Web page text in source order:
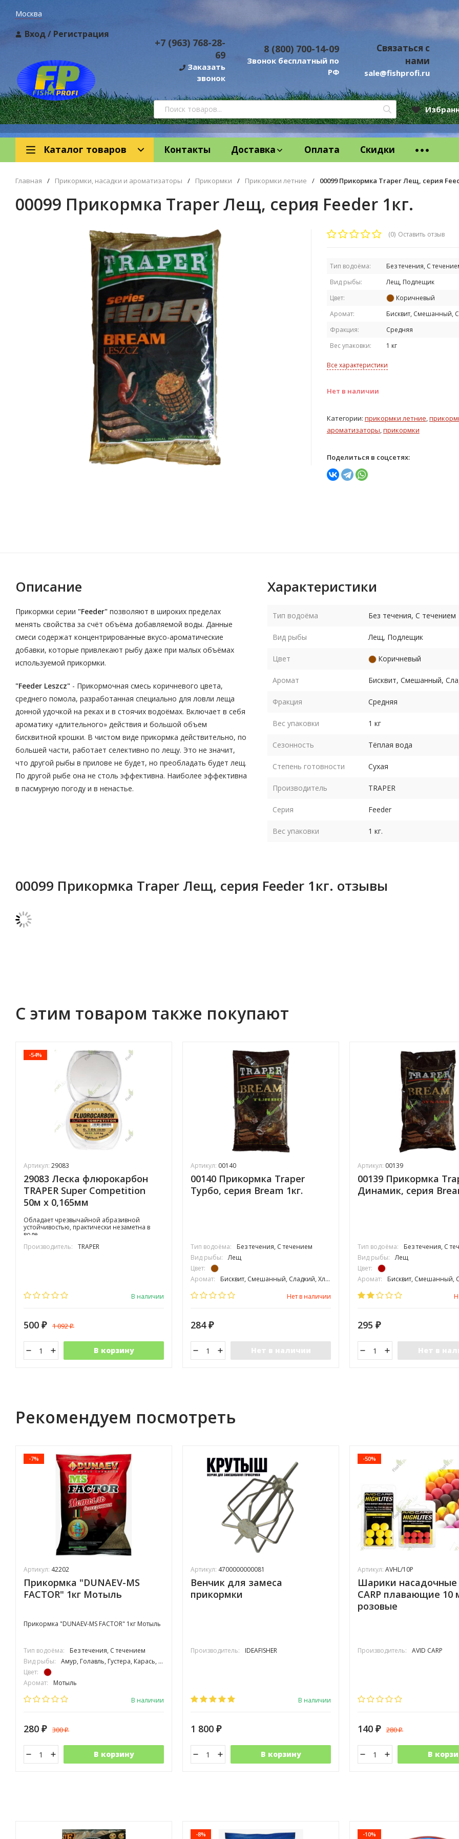
Москва
Вход/ Регистрация
+7 (963) 768-28-
69
Заказать
звонок
8 (800) 700-14-09
Звонок бесплатный по
РФ
Связаться с
нами
sale@fishprofi.ru
Каталог товаров Контакты Доставка Оплата Скидки
Главная / Прикормки, насадки и ароматизаторы / Прикормки / Прикормки летние / 00099 Прикормка Traper Лещ, серия
00099 Прикормка Traper Лещ, серия Feeder 1кг.
(0) Оставить отзыв
Тип водоёма:
Без течения, С
Вид рыбы:
Лещ, Подлещик
Цвет:
Коричневый
Аромат:
Бисквит, Смешанный,
Фракция:
Средняя
Вес упаковки:
1 кг
Все характеристики
Нет в наличии
Категории: прикормки летние,
ароматизаторы,прикормки
Поделиться в соцсетях:
Описание
Прикормки серии "Feeder" позволяют в широких пределах
менять свойства за счёт объёма добавляемой воды. Данные
смеси содержат концентрированные вкусо-ароматические
добавки, которые привлекают рыбу даже при малых объёмах
используемой прикормки.
"Feеder Leszcz" - Прикормочная смесь коричневого цвета,
среднего помола, разработанная специально для ловли леща
донной удочкой на реках и в стоячих водоёмах. Включает в себя
ароматику «длительного» действия и большой объем
бисквитной крошки. В чистом виде прикормка действительно, по
большей части, работает селективно по лещу. Это не значит,
что другой рыбы в прилове не будет, но преобладать будет лещ.
По другой рыбе она не столь эффективна. Наиболее эффективна
в пасмурную погоду и в ненастье.
Характеристики
Тип водоёма Без течения, С течением
Вид рыбы Лещ, Подлещик
Цвет Коричневый
Аромат Бисквит, Смешанный,
Фракция Средняя
Вес упаковки 1 кг
Сезонность Тёплая вода
Степень готовности Сухая
Производитель TRAPER
Серия Feeder
Вес упаковки 1 кг.
00099 Прикормка Traper Лещ, серия Feeder 1кг. отзывы
С этим товаром также покупают
-54%
Артикул: 29083
29083 Леска флюрокарбон
TRAPER Super Competition
50м х 0,165мм
Обладает чрезвычайной абразивной
устойчивостью, практически незаметна в
воде.
Производитель:
TRAPER
В наличии
500 ₽ 1 092₽
В корзину
Артикул: 00140
00140 Прикормка Traper
Турбо, серия Bream 1кг.
Тип водоёма:
Без течения, С течением
Вид рыбы:
Лещ
Цвет:
Аромат:
Бисквит, Смешанный, Сладкий, Хлеб
Фракция:
Средняя
Нет в наличии
284 ₽
Нет в наличии
Артикул: 00139
00139 Прикормка
Динамик, серия
Тип водоёма:
Без течения, С
Вид рыбы:
Лещ
Цвет:
Аромат:
Бисквит, Смешанный,
Фракция:
Средняя
295 ₽
Нет в
Рекомендуем посмотреть
-7%
Артикул: 42202
Прикормка "DUNAEV-MS
FACTOR" 1кг Мотыль
Прикормка "DUNAEV-MS FACTOR" 1кг Мотыль
Тип водоёма:
Без течения, С течением
Вид рыбы:
Амур, Голавль, Густера, Карась, Карп, Лещ, Линь, Окунь, Плотва, Подлещик, Подуст, Рыбец, Усач, Язь, Сазан, Толстолоб
Цвет:
Аромат:
Мотыль
Фракция:
Средняя
В наличии
280 ₽ 300₽
В корзину
Артикул: 4700000000081
Венчик для замеса
прикормки
Производитель: IDEAFISHER
В наличии
1 800 ₽
В корзину
-50%
Артикул: AVHL/10P
Шарики насадочные
CARP плавающие 10
розовые
Производитель: AVID CARP
140 ₽ 280₽
В
-8% -10%